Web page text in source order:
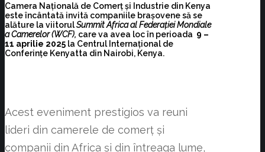
Camera Națională de Comerț și Industrie din Kenya
este încântată invită companiile brașovene să se
alăture la viitorulSummit Africa al Federației Mondiale
a Camerelor (WCF), care va avea loc în perioada 9 –
11 aprilie 2025 la Centrul Internațional de
Conferințe Kenyatta din Nairobi, Kenya.
Acest eveniment prestigios va reuni
lideri din camerele de comerț și
companii din Africa și din întreaga lume,